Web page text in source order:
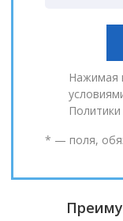
Нажимая
* — поля,